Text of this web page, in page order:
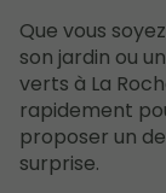
Que vous
son jardin ou
verts à La
rapidement
proposer un
surprise.